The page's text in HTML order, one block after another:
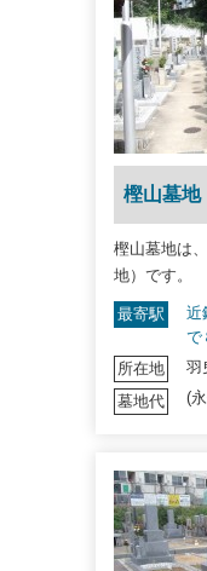
樫山墓地
樫山墓地は
地）です。
最寄駅
近
で
所在地
羽
墓地代
(